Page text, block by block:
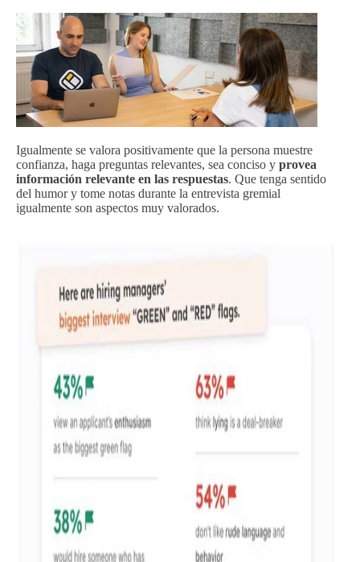
Igualmente se valora positivamente que la persona muestre
confianza, haga preguntas relevantes, sea conciso y provea
información relevante en las respuestas. Que tenga sentido
del humor y tome notas durante la entrevista gremial
igualmente son aspectos muy valorados.